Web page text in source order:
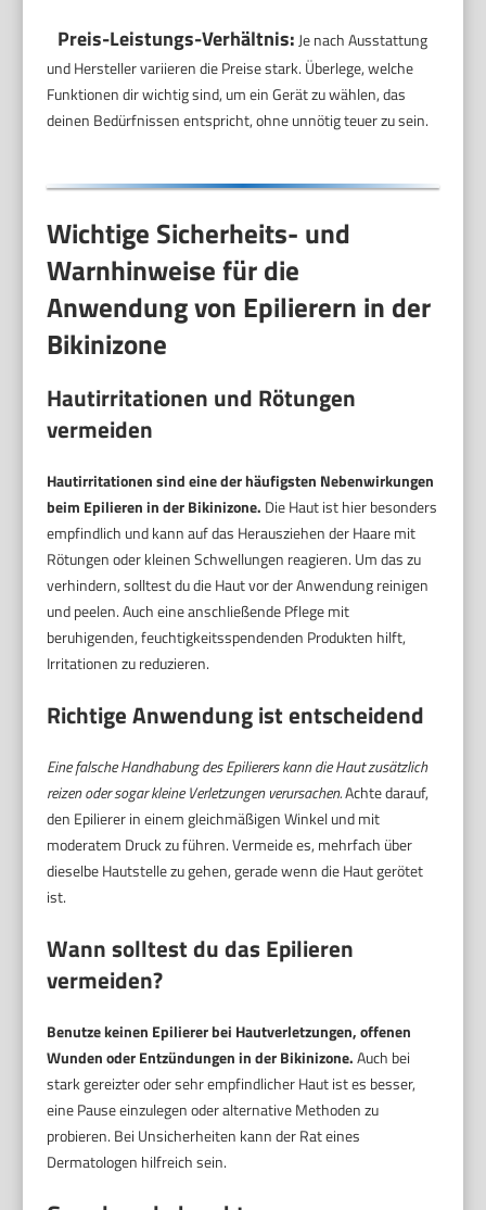
Preis-Leistungs-Verhältnis: Je nach Ausstattung
und Hersteller variieren die Preise stark. Überlege, welche
Funktionen dir wichtig sind, um ein Gerät zu wählen, das
deinen Bedürfnissen entspricht, ohne unnötig teuer zu sein.
Wichtige Sicherheits- und
Warnhinweise für die
Anwendung von Epilierern in der
Bikinizone
Hautirritationen und Rötungen
vermeiden
Hautirritationen sind eine der häufigsten Nebenwirkungen
beim Epilieren in der Bikinizone. Die Haut ist hier besonders
empfindlich und kann auf das Herausziehen der Haare mit
Rötungen oder kleinen Schwellungen reagieren. Um das zu
verhindern, solltest du die Haut vor der Anwendung reinigen
und peelen. Auch eine anschließende Pflege mit
beruhigenden, feuchtigkeitsspendenden Produkten hilft,
Irritationen zu reduzieren.
Richtige Anwendung ist entscheidend
Eine falsche Handhabung des Epilierers kann die Haut zusätzlich
reizen oder sogar kleine Verletzungen verursachen.Achte darauf,
den Epilierer in einem gleichmäßigen Winkel und mit
moderatem Druck zu führen. Vermeide es, mehrfach über
dieselbe Hautstelle zu gehen, gerade wenn die Haut gerötet
ist.
Wann solltest du das Epilieren
vermeiden?
Benutze keinen Epilierer bei Hautverletzungen, offenen
Wunden oder Entzündungen in der Bikinizone.Auch bei
stark gereizter oder sehr empfindlicher Haut ist es besser,
eine Pause einzulegen oder alternative Methoden zu
probieren. Bei Unsicherheiten kann der Rat eines
Dermatologen hilfreich sein.